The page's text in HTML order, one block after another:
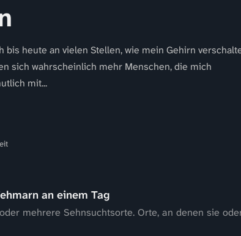
bis heute an vielen Stellen, wie mein Gehirn
sich wahrscheinlich mehr Menschen, die mich
mit...
an einem Tag
mehrere Sehnsuchtsorte. Orte, an denen sie